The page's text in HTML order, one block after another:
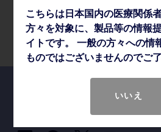
梱包
こちらは日本国内の医療関係
方々を対象に、製品等の情報
イトです。 一般の方々への情
ものではございませんのでご
いいえ